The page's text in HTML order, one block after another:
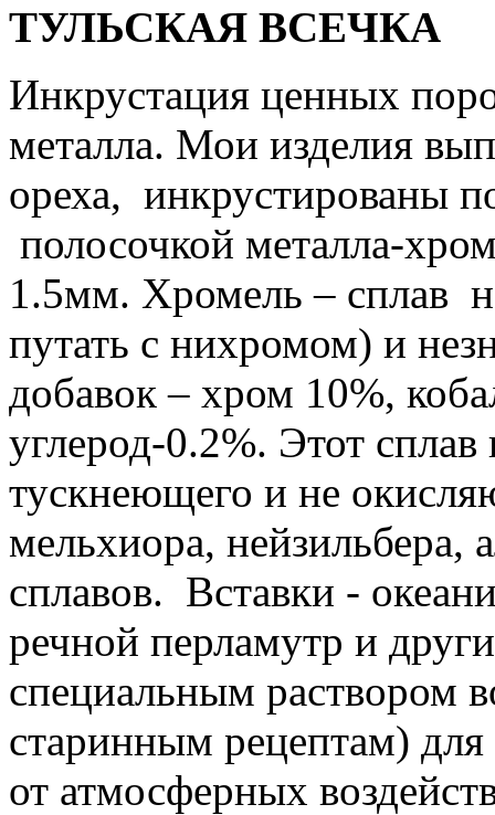
ТУЛЬСКАЯ ВСЕЧКА
Инкрустация ценных
металла. Мои изделия
ореха, инкрустированы
полосочкой металла-
1.5мм. Хромель – сплав
путать с нихромом) и
добавок – хром 10%,
углерод-0.2%. Этот
тускнеющего и не
мельхиора,
сплавов. Вставки -
речной перламутр и
специальным раствором
старинным рецептам)
от атмосферных